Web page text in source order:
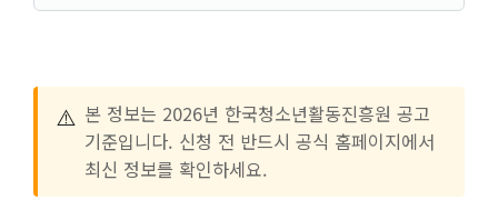
⚠️ 본 정보는 2026년 한국청소년활동진흥원 공고
기준입니다. 신청 전 반드시 공식 홈페이지에서
최신 정보를 확인하세요.